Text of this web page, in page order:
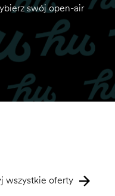
swój open-air
wszystkie oferty